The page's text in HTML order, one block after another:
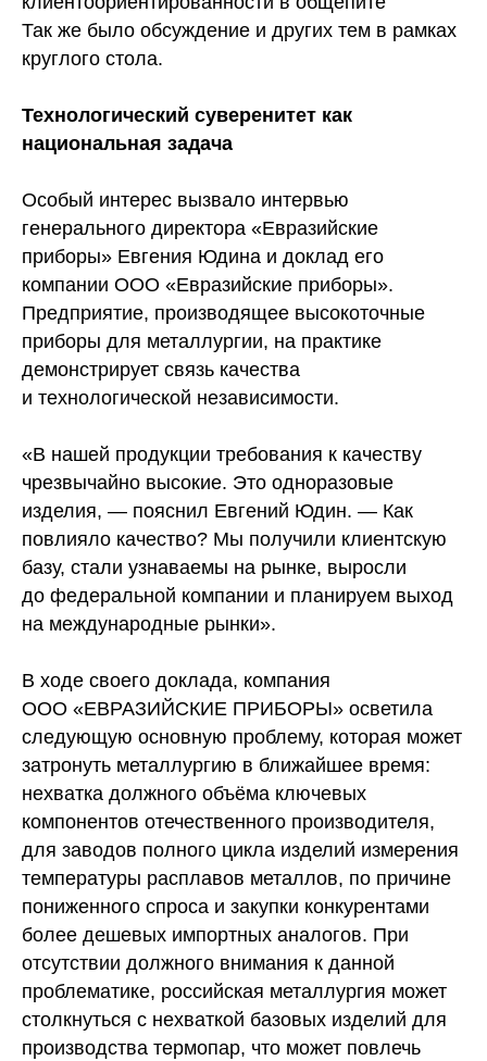
Так же было обсуждение и других тем в рамках
круглого стола.
Технологический суверенитет как
национальная задача
Особый интерес вызвало интервью
генерального директора «Евразийские
приборы» Евгения Юдина и доклад его
компании ООО «Евразийские приборы».
Предприятие, производящее высокоточные
приборы для металлургии, на практике
демонстрирует связь качества
и технологической независимости.
«В нашей продукции требования к качеству
чрезвычайно высокие. Это одноразовые
изделия, — пояснил Евгений Юдин. — Как
повлияло качество? Мы получили клиентскую
базу, стали узнаваемы на рынке, выросли
до федеральной компании и планируем выход
на международные рынки».
В ходе своего доклада, компания
ООО «ЕВРАЗИЙСКИЕ ПРИБОРЫ» осветила
следующую основную проблему, которая может
затронуть металлургию в ближайшее время:
нехватка должного объёма ключевых
компонентов отечественного производителя,
для заводов полного цикла изделий измерения
температуры расплавов металлов, по причине
пониженного спроса и закупки конкурентами
более дешевых импортных аналогов. При
отсутствии должного внимания к данной
проблематике, российская металлургия может
столкнуться с нехваткой базовых изделий для
производства термопар, что может повлечь